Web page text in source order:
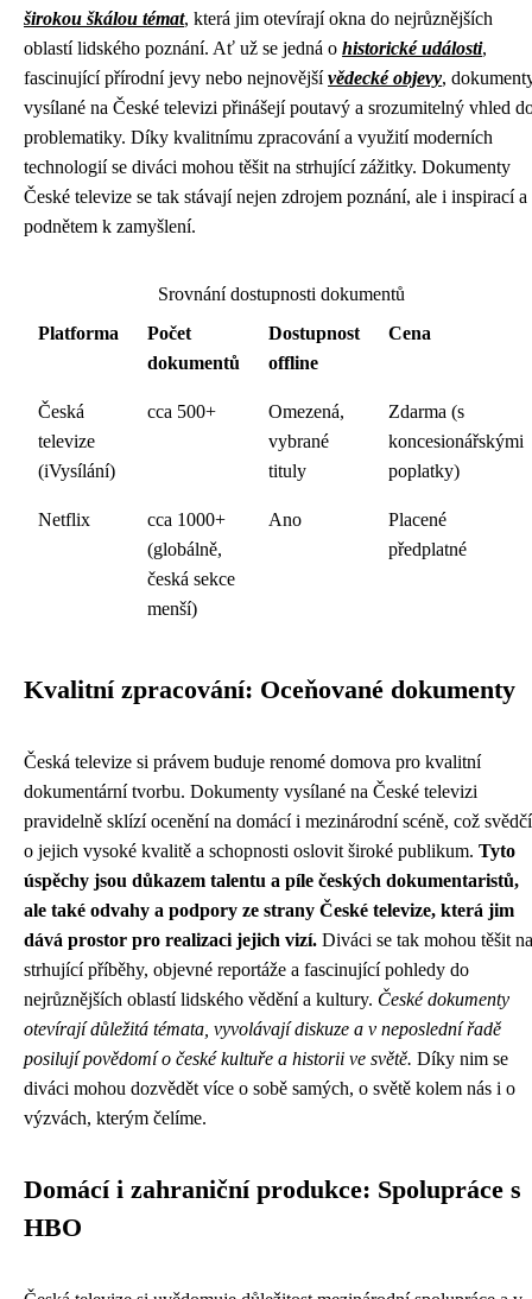
širokou škálou témat, která jim otevírají okna do nejrůznějších
oblastí lidského poznání. Ať už se jedná o historické události,
fascinující přírodní jevy nebo nejnovějšívědecké objevy,
vysílané na České televizi přinášejí poutavý a srozumitelný vhled
problematiky. Díky kvalitnímu zpracování a využití moderních
technologií se diváci mohou těšit na strhující zážitky. Dokumenty
České televize se tak stávají nejen zdrojem poznání, ale i inspirací a
podnětem k zamyšlení.
Srovnání dostupnosti dokumentů
Platforma
Počet
dokumentů
Dostupnost
offline
Cena
Česká
televize
(iVysílání)
cca 500+
Omezená,
vybrané
tituly
Zdarma (s
koncesionářskými
poplatky)
Netflix
cca 1000+
(globálně,
česká sekce
menší)
Ano
Placené
předplatné
Kvalitní zpracování: Oceňované dokumenty
Česká televize si právem buduje renomé domova pro kvalitní
dokumentární tvorbu. Dokumenty vysílané na České televizi
pravidelně sklízí ocenění na domácí i mezinárodní scéně, což svědčí
o jejich vysoké kvalitě a schopnosti oslovit široké publikum. Tyto
úspěchy jsou důkazem talentu a píle českých dokumentaristů,
ale také odvahy a podpory ze strany České televize, která jim
dává prostor pro realizaci jejich vizí. Diváci se tak mohou těšit na
strhující příběhy, objevné reportáže a fascinující pohledy do
nejrůznějších oblastí lidského vědění a kultury. České dokumenty
otevírají důležitá témata, vyvolávají diskuze a v neposlední řadě
posilují povědomí o české kultuře a historii ve světě. Díky nim se
diváci mohou dozvědět více o sobě samých, o světě kolem nás i o
výzvách, kterým čelíme.
Domácí i zahraniční produkce: Spolupráce s
HBO